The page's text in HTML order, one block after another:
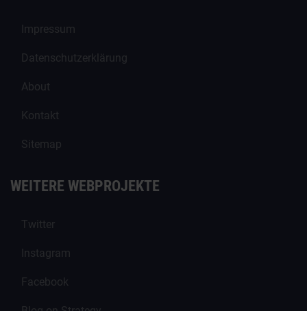
Impressum
Datenschutzerklärung
About
Kontakt
Sitemap
WEITERE WEBPROJEKTE
Twitter
Instagram
Facebook